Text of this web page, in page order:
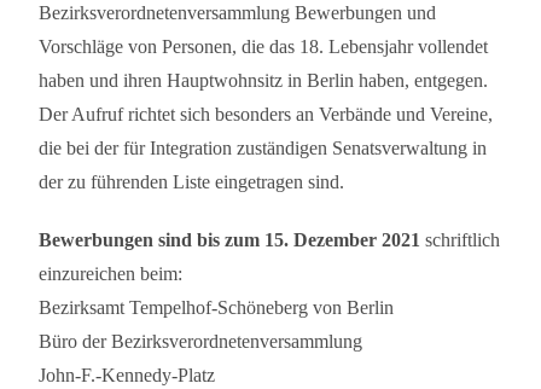
Bezirksverordnetenversammlung Bewerbungen und
Vorschläge von Personen, die das 18. Lebensjahr vollendet
haben und ihren Hauptwohnsitz in Berlin haben, entgegen.
Der Aufruf richtet sich besonders an Verbände und Vereine,
die bei der für Integration zuständigen Senatsverwaltung in
der zu führenden Liste eingetragen sind.
Bewerbungen sind bis zum 15. Dezember 2021 schriftlich
einzureichen beim:
Bezirksamt Tempelhof-Schöneberg von Berlin
Büro der Bezirksverordnetenversammlung
John-F.-Kennedy-Platz